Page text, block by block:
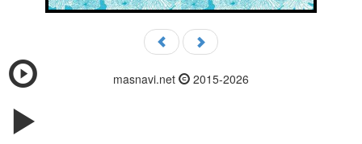
masnavi.net 2015-2026